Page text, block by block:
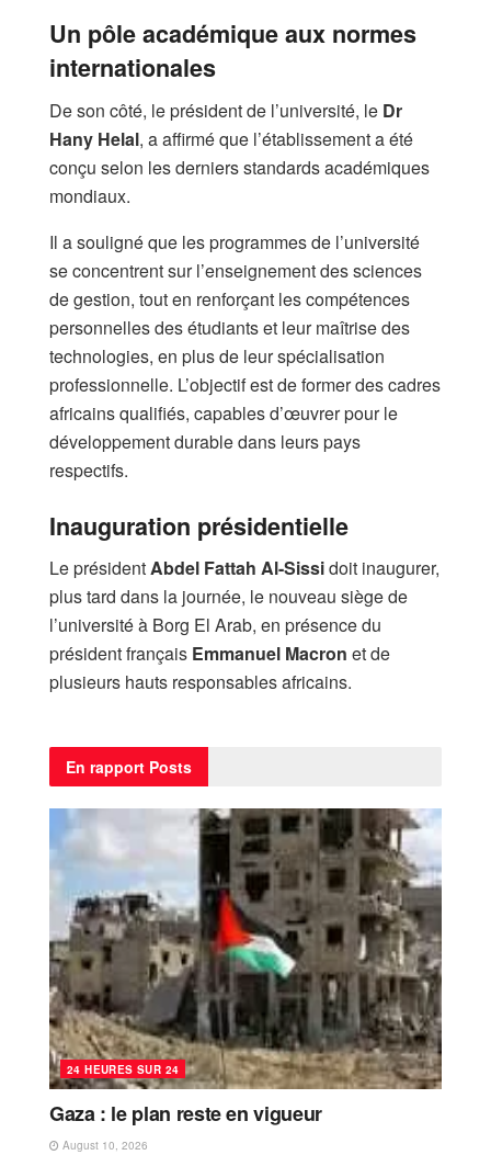
Un pôle académique aux normes
internationales
​De son côté, le président de l’université, le Dr
Hany Helal, a affirmé que l’établissement a été
conçu selon les derniers standards académiques
mondiaux.
​Il a souligné que les programmes de l’université
se concentrent sur l’enseignement des sciences
de gestion, tout en renforçant les compétences
personnelles des étudiants et leur maîtrise des
technologies, en plus de leur spécialisation
professionnelle. L’objectif est de former des cadres
africains qualifiés, capables d’œuvrer pour le
développement durable dans leurs pays
respectifs.
Inauguration présidentielle
​Le présidentAbdel Fattah Al-Sissidoit inaugurer,
plus tard dans la journée, le nouveau siège de
l’université à Borg El Arab, en présence du
président français Emmanuel Macron et de
plusieurs hauts responsables africains.
En rapport Posts
24 HEURES SUR 24
Gaza : le plan reste en vigueur
August 10, 2026